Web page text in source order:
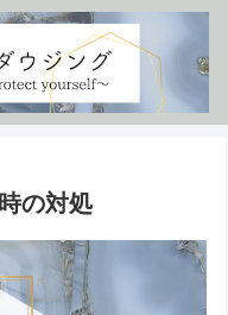
の対処